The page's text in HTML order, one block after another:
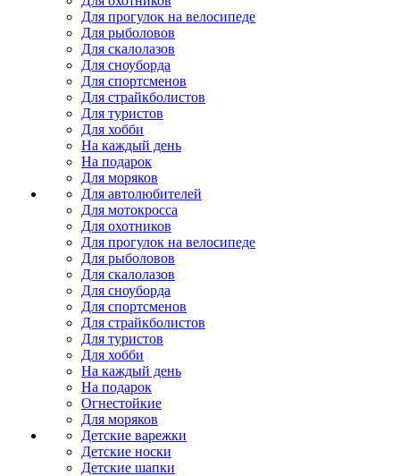
Для прогулок на велосипеде
Для рыболовов
Для скалолазов
Для сноуборда
Для спортсменов
Для страйкболистов
Для туристов
Для хобби
На каждый день
На подарок
Для моряков
Для автолюбителей
Для мотокросса
Для охотников
Для прогулок на велосипеде
Для рыболовов
Для скалолазов
Для сноуборда
Для спортсменов
Для страйкболистов
Для туристов
Для хобби
На каждый день
На подарок
Огнестойкие
Для моряков
Детские варежки
Детские носки
Детские шапки